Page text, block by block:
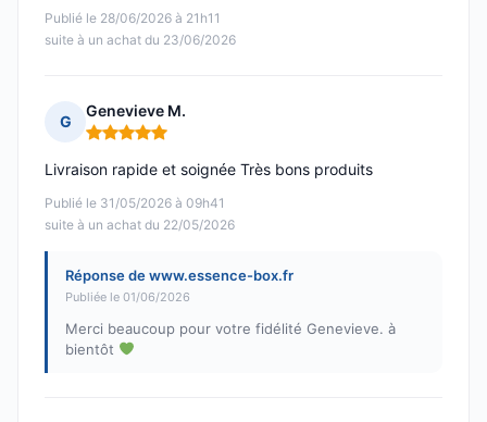
Publié le 28/06/2026 à 21h11
suite à un achat du 23/06/2026
G
Genevieve M.
Note : 5 sur 5
Publié le 31/05/2026 à 09h41
suite à un achat du 22/05/2026
Livraison rapide et soignée Très bons produits
Réponse de www.essence-box.fr
Publiée le 01/06/2026
Merci beaucoup pour votre fidélité Genevieve. à
bientôt